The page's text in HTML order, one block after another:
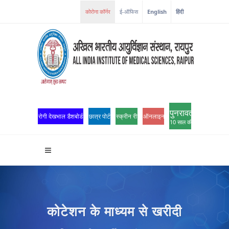
कोरोना कॉर्नर ई-ऑफिस English हिंदी
रोगी देखभाल डैशबोर्ड छात्र पोर्टल स्क्रीन रीडर एक्सेसऑनलाइन ओपीडी पंजीकरण
पुनरावर्तन
10 साल की उत्कृष्टता
कोटेशन के माध्यम से खरीदी